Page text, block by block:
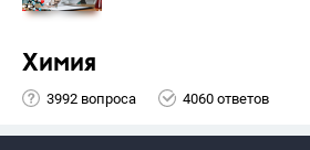
Химия
3992 вопроса 4060 ответов